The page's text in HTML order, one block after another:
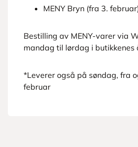
MENY Bryn (fra 3.
Bestilling av MENY-varer via
mandag til lørdag i butikkenes
*Leverer også på søndag, fra
februar